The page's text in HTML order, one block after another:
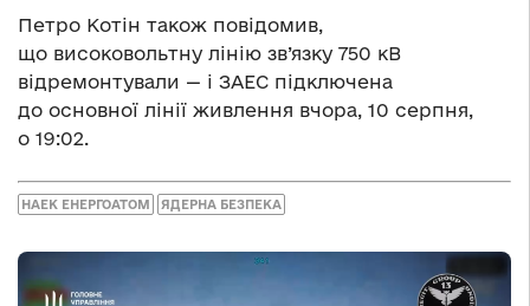
Петро Котін також повідомив,
що високовольтну лінію зв’язку 750 кВ
відремонтували — і ЗАЕС підключена
до основної лінії живлення вчора, 10 серпня,
о 19:02.
НАЕК ЕНЕРГОАТОМ ЯДЕРНА БЕЗПЕКА